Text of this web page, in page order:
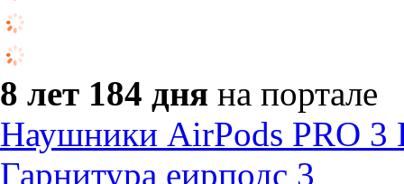
8 лет 184 дня на портале
Наушники AirPods PRO 3
Гарнитура еирподс 3